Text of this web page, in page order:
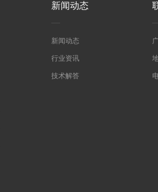
新闻动态
新闻动态
行业资讯
技术解答